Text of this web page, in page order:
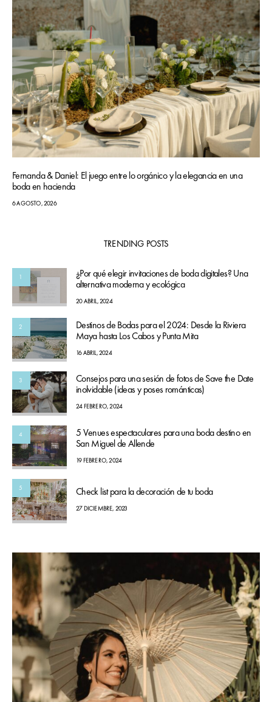
Fernanda & Daniel: El juego entre lo orgánico y la elegancia en una
boda en hacienda
6 AGOSTO, 2026
TRENDING POSTS
1
¿Por qué elegir invitaciones de boda digitales? Una
alternativa moderna y ecológica
20 ABRIL, 2024
2
Destinos de Bodas para el 2024: Desde la Riviera
Maya hasta Los Cabos y Punta Mita
16 ABRIL, 2024
3
Consejos para una sesión de fotos de Save the Date
inolvidable (ideas y poses románticas)
24 FEBRERO, 2024
4
5 Venues espectaculares para una boda destino en
San Miguel de Allende
19 FEBRERO, 2024
5 Check list para la decoración de tu boda
27 DICIEMBRE, 2023